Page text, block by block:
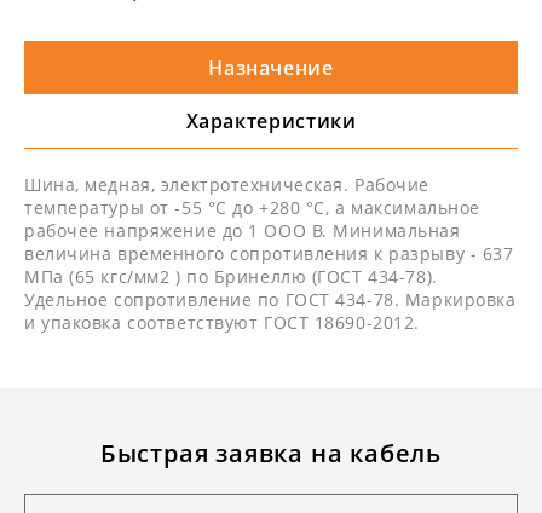
Назначение
Характеристики
Шина, медная, электротехническая. Рабочие
температуры от -55 °С до +280 °С, а максимальное
рабочее напряжение до 1 ООО В. Минимальная
величина временного сопротивления к разрыву - 637
МПа (65 кгс/мм2 ) по Бринеллю (ГОСТ 434-78).
Удельное сопротивление по ГОСТ 434-78. Маркировка
и упаковка соответствуют ГОСТ 18690-2012.
Быстрая заявка на кабель